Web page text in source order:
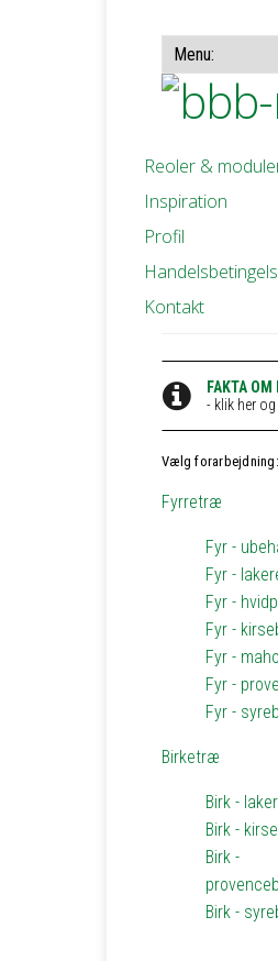
Reoler &
Inspiration
Profil
Kontakt
FAKTA OM
- klik her
Vælg forarbejdning:
Fyrretræ
Fyr -
Fyr -
Fyr -
Fyr -
Fyr -
Fyr -
Fyr -
Birketræ
Birk -
Birk -
Birk -
Birk -